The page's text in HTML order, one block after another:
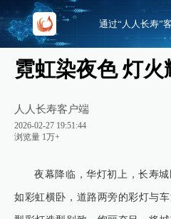
霓虹染夜色 灯火
人人长寿客户端
2026-02-27 19:51:44
浏览量 1万+
夜幕降临，华灯初上，长寿
如彩虹横卧，道路两旁的彩灯与
通过“人人长寿”